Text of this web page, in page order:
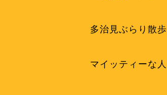
多治見ぶらり散歩
マイッティーな人